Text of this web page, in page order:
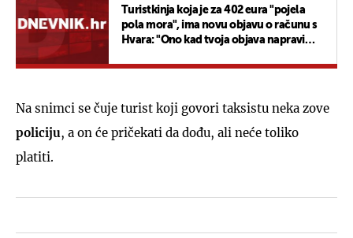
Turistkinja koja je za 402 eura "pojela
pola mora", ima novu objavu o računu s
Hvara: "Ono kad tvoja objava napravi
Na snimci se čuje turist koji govori taksistu neka zove
policiju, a on će pričekati da dođu, ali neće toliko
platiti.